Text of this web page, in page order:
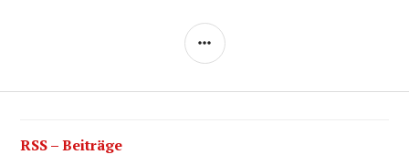
SEITENLEISTE
RSS – Beiträge